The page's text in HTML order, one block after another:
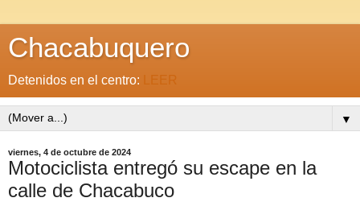
Chacabuquero
Detenidos en el centro: LEER
▼
viernes, 4 de octubre de 2024
Motociclista entregó su escape en la
calle de Chacabuco